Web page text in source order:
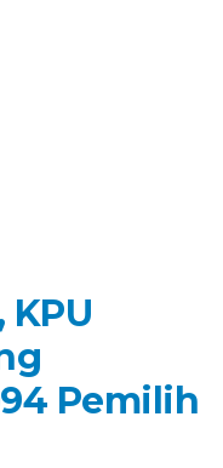
KPU
Pemilih